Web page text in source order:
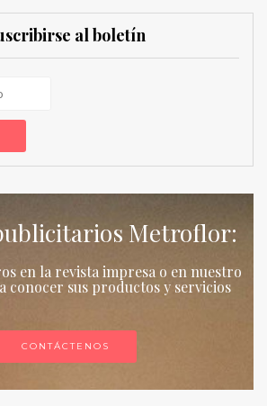
al boletín
Metroflor:
en la revista impresa o en nuestro
conocer sus productos y servicios
CONTÁCTENOS